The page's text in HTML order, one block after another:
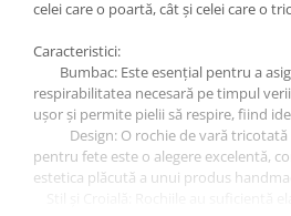
celei care o poartă, cât și celei care o
Caracteristici:
Bumbac: Este esențial pentru a
respirabilitatea necesară pe timpul
ușor și permite pielii să respire, fiind
Design: O rochie de vară tricotată
pentru fete este o alegere excelentă,
estetica plăcută a unui produs